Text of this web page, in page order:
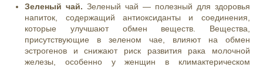
Зеленый чай.Зеленый чай — полезный для здоровья
напиток, содержащий антиоксиданты и соединения,
которые улучшают обмен веществ. Вещества,
присутствующие в зеленом чае, влияют на обмен
эстрогенов и снижают риск развития рака молочной
железы, особенно у женщин в климактерическом